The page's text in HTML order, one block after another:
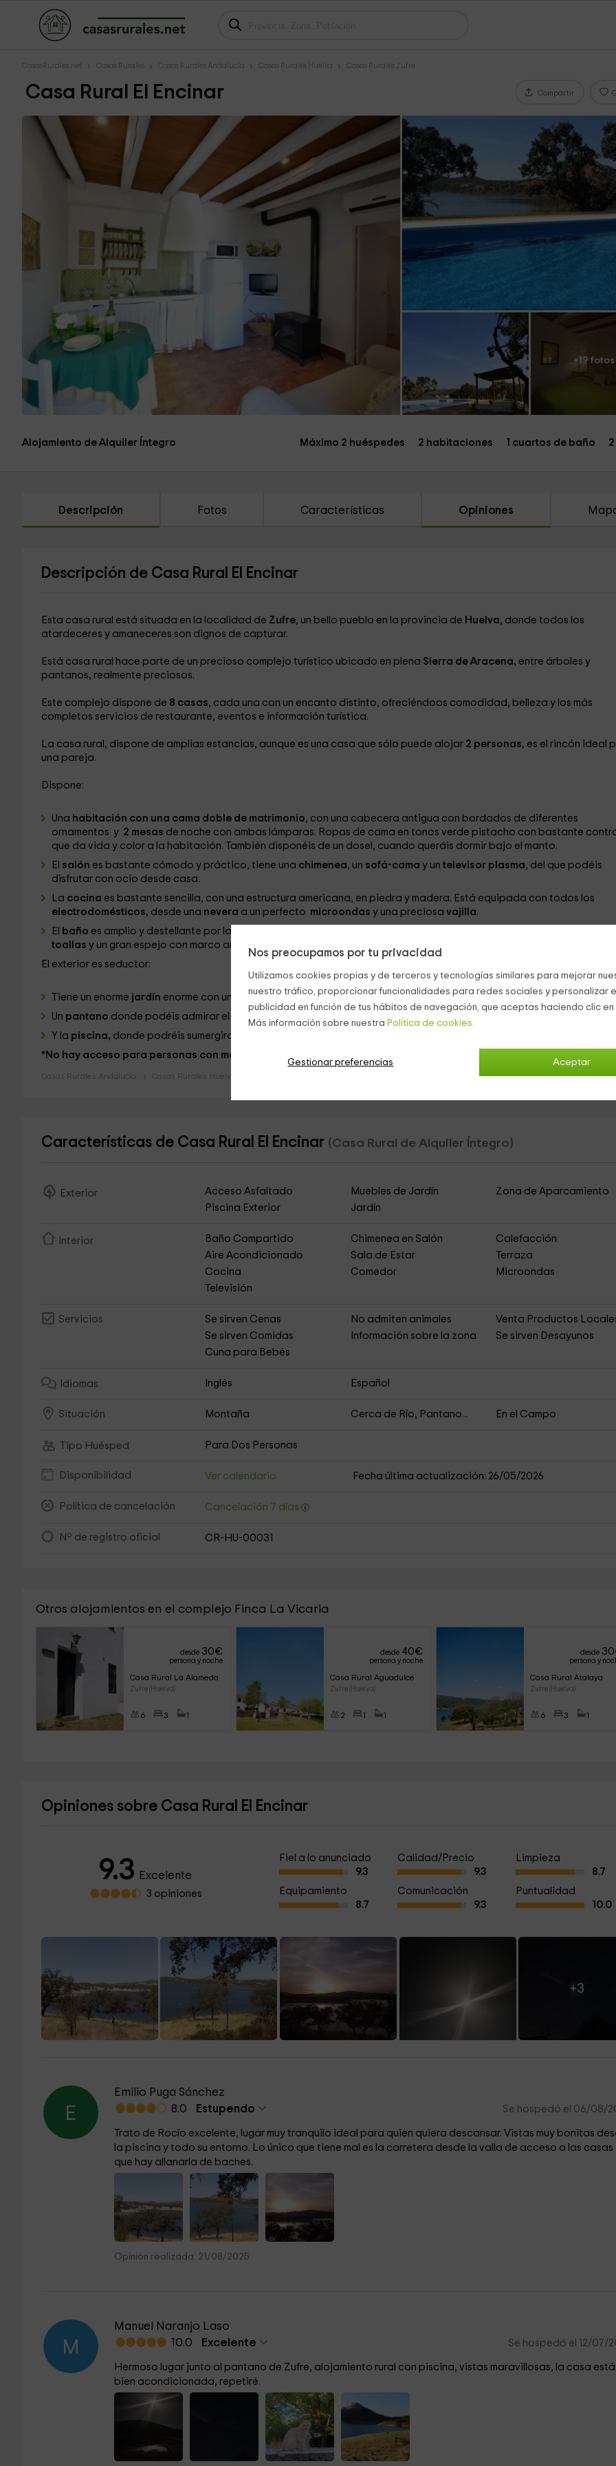
Nos preocupamos por tu privacidad
Utilizamos cookies propias y de terceros y tecnologías similares para mejorar
nuestro tráfico, proporcionar funcionalidades para redes sociales y personalizar
publicidad en función de tus hábitos de navegación, que aceptas haciendo clic
Más información sobre nuestra Política de cookies.
Aceptar
Gestionar preferencias
CasasRurales.net Casas Rurales Casas Rurales Andalucía Casas Rurales Huelva Casas Rurales Zufre
Casa Rural El Encinar Compartir
+19 fotos
Alojamiento de Alquiler Íntegro Máximo 2 huéspedes 2 habitaciones 1 cuartos de baño
Descripción Fotos Características Opiniones
Descripción de Casa Rural El Encinar
Esta casa rural está situada en la localidad de Zufre, un bello pueblo en la provincia de Huelva, donde todos los
atardeceres y amaneceres son dignos de capturar.
Está casa rural hace parte de un precioso complejo turístico ubicado en plena Sierra de Aracena, entre árboles y
pantanos, realmente preciosos.
Este complejo dispone de 8 casas, cada una con un encanto distinto, ofreciéndoos comodidad, belleza y los más
completos servicios de restaurante, eventos e información turística.
La casa rural, dispone de amplias estancias, aunque es una casa que sólo puede alojar2 personas, es el rincón ideal
una pareja.
Dispone:
Una habitación con una cama doble de matrimonio, con una cabecera antigua con bordados de diferentes
ornamentos y 2 mesas de noche con ambas lámparas. Ropas de cama en tonos verde pistacho con bastante
que da vida y color a la habitación. También disponéis de un dosel, cuando queráis dormir bajo el manto.
El salón es bastante cómodo y práctico, tiene una chimenea, un sofá-cama y un televisor plasma, del que podéis
disfrutar con ocio desde casa.
La cocina es bastante sencilla, con una estructura americana, en piedra y madera. Está equipada con todos los
electrodomésticos, desde una nevera a un perfecto microondas y una preciosa vajilla.
El baño es amplio y destellante por la cantidad de luz y los tonos blancos en sus paredes, está equipado con un
toallas y un gran espejo con marco antiguo.
El exterior es seductor:
Tiene un enorme jardín enorme con una gran diversidad de flores y plantas, realmente colorido y seductor.
Un pantano donde podéis admirar el paisaje, pasear largos ratos y tener muchos atardeceres inolvidables.
Y la piscina, donde podréis sumergiros y dejar de pensar, sólo sentir el agua.
*No hay acceso para personas con movilidad reducida.
Casas Rurales Andalucía Casas Rurales Huelva
Características de Casa Rural El Encinar (Casa Rural de Alquiler Íntegro)
Exterior Acceso Asfaltado Muebles de Jardín
Zona de Aparcamiento
Piscina Exterior
Jardín
Interior Baño Compartido Chimenea en Salón
Calefacción
Aire Acondicionado
Sala de Estar
Terraza
Cocina
Comedor
Microondas
Televisión
Servicios Se sirven Cenas No admiten animales
Venta Productos
Se sirven Comidas
Información sobre la zona
Se sirven Desayunos
Cuna para Bebés
Idiomas Inglés Español
Situación Montaña Cerca de Río, Pantano... En el Campo
Tipo Huésped Para Dos Personas
Disponibilidad Ver calendario Fecha última actualización: 26/05/2026
Política de cancelación Cancelación 7 días
Nº de registro oficial CR-HU-00031
Otros alojamientos en el complejo Finca La Vicaria
desde 30€
persona y noche
Casa Rural La Alameda
Zufre (Huelva)
6 3 1
desde 40€
persona y noche
Casa Rural Aguadulce
Zufre (Huelva)
2 1 1
desde 30
persona y
Casa Rural Atalaya
Zufre (Huelva)
6 3 1
Opiniones sobre Casa Rural El Encinar
9.3 Excelente
3 opiniones
Fiel a lo anunciado
9.3
Calidad/Precio
9.3
Limpieza
8.7
Equipamiento
8.7
Comunicación
9.3
Puntualidad
10.0
+3
E
Emilio Puga Sánchez
Se hospedó el 06/08/
8.0 Estupendo
Trato de Rocío excelente, lugar muy tranquilo ideal para quien quiera descansar. Vistas muy bonitas
la piscina y todo su entorno. Lo único que tiene mal es la carretera desde la valla de acceso a las casas
que hay allanarla de baches.
Opinión realizada: 21/08/2025
M
Manuel Naranjo Laso
Se hospedó el 12/07/
10.0 Excelente
Hermoso lugar junto al pantano de Zufre, alojamiento rural con piscina, vistas maravillosas, la casa está
bien acondicionada, repetiré.